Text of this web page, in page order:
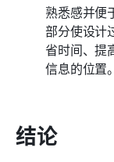
熟悉感并便
部分使设计
省时间、提
信息的位置。
结论